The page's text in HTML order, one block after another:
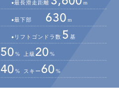
最長滑走距離 m
最下部 630 m
リフトゴンドラ数 5 基
50 % 上級 20 %
40 % スキー 60 %